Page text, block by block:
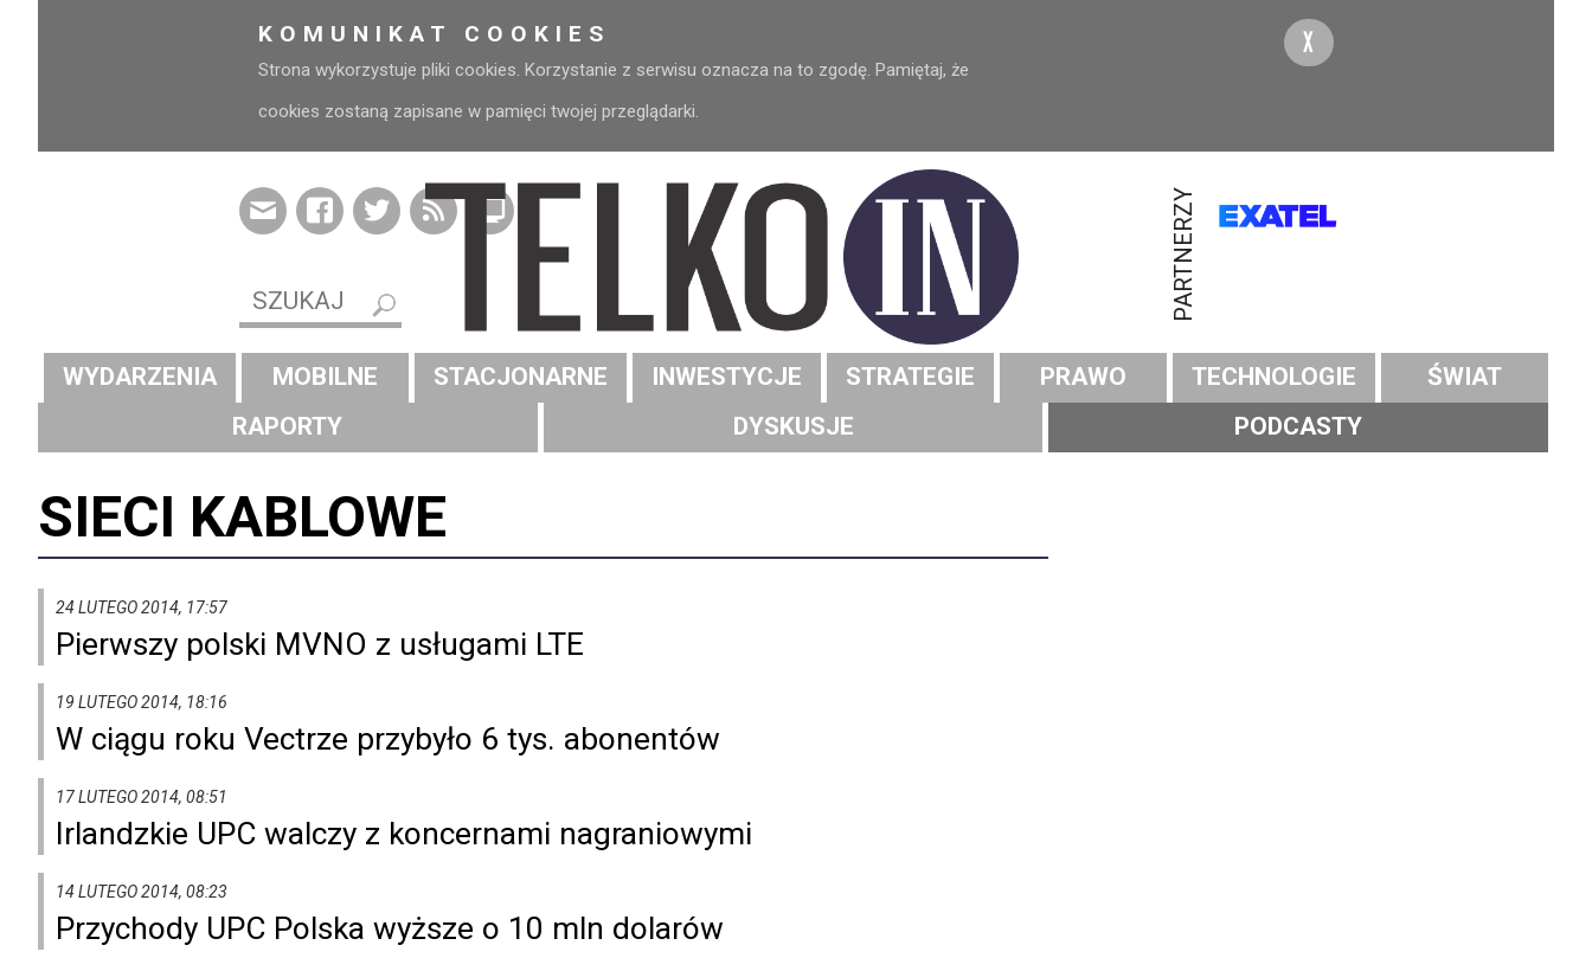
KOMUNIKAT COOKIES
Strona wykorzystuje pliki cookies. Korzystanie z serwisu oznacza na to zgodę. Pamiętaj, że
cookies zostaną zapisane w pamięci twojej przeglądarki.
X
PARTNERZY
WYDARZENIA MOBILNE STACJONARNE INWESTYCJE STRATEGIE PRAWO TECHNOLOGIE
ŚWIAT
RAPORTY
DYSKUSJE PODCASTY
SIECI KABLOWE
24 LUTEGO 2014, 17:57
Pierwszy polski MVNO z usługami LTE
19 LUTEGO 2014, 18:16
W ciągu roku Vectrze przybyło 6 tys. abonentów
17 LUTEGO 2014, 08:51
Irlandzkie UPC walczy z koncernami nagraniowymi
14 LUTEGO 2014, 08:23
Przychody UPC Polska wyższe o 10 mln dolarów